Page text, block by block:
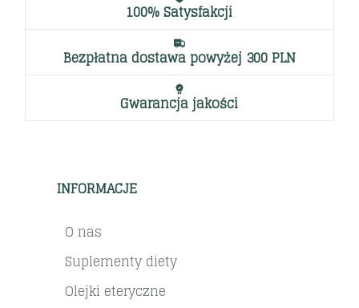
100% Satysfakcji
Bezpłatna dostawa powyżej 300 PLN
Gwarancja jakości
INFORMACJE
O nas
Suplementy diety
Olejki eteryczne